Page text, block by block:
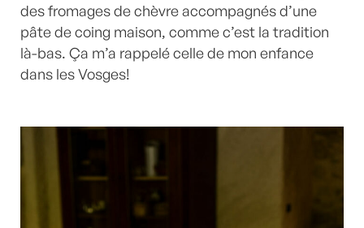
des fromages de chèvre accompagnés d’une
pâte de coing maison, comme c’est la tradition
là-bas. Ça m’a rappelé celle de mon enfance
dans les Vosges!